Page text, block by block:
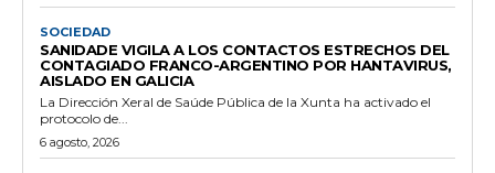
SOCIEDAD
SANIDADE VIGILA A LOS CONTACTOS ESTRECHOS DEL
CONTAGIADO FRANCO-ARGENTINO POR HANTAVIRUS,
AISLADO EN GALICIA
La Dirección Xeral de Saúde Pública de la Xunta ha activado el
protocolo de...
6 agosto, 2026